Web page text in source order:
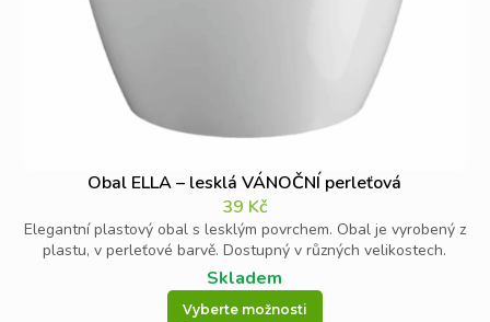
Obal ELLA – lesklá VÁNOČNÍ perleťová
39 Kč
Elegantní plastový obal s lesklým povrchem. Obal je vyrobený z
plastu, v perleťové barvě. Dostupný v různých velikostech.
Skladem
Vyberte možnosti